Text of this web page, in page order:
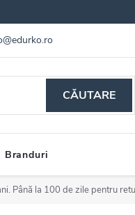
frecvente
CĂUTARE
Branduri
Până la 100 de zile pentru